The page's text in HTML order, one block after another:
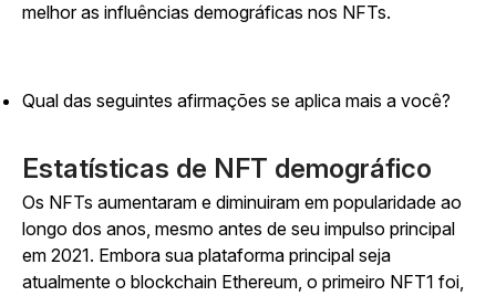
melhor as influências demográficas nos NFTs.
Qual das seguintes afirmações se aplica mais a você?
Estatísticas de NFT demográfico
Os NFTs aumentaram e diminuiram em popularidade ao
longo dos anos, mesmo antes de seu impulso principal
em 2021. Embora sua plataforma principal seja
atualmente o blockchain Ethereum, o primeiro NFT1 foi,